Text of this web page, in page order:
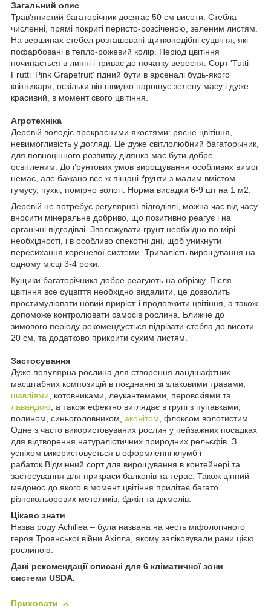
Загальний опис
Трав'янистий багаторічник досягає 50 см висоти. Стебла
численні, прямі покриті перисто-розсіченою, зеленим листям.
На вершинах стебел розташовані щиткоподібні суцвіття, які
пофарбовані в тепло-рожевий колір. Період цвітіння
починається в липні і триває до початку вересня. Сорт 'Tutti
Frutti 'Pink Grapefruit' гідний бути в арсеналі будь-якого
квітникаря, оскільки він швидко нарощує зелену масу і дуже
красивий, в момент свого цвітіння.
Агротехніка
Деревій володіє прекрасними якостями: рясне цвітіння,
невимогливість у догляді. Це дуже світлолюбний багаторічник,
для повноцінного розвитку ділянка має бути добре
освітленим. До ґрунтових умов вирощування особливих вимог
немає, але бажано все ж піщані ґрунти з малим вмістом
гумусу, пухкі, помірно вологі. Норма висадки 6-9 шт на 1 м2.
Деревій не потребує регулярної підгодівлі, можна час від часу
вносити мінеральне добриво, що позитивно реагує і на
органічні підгодівлі. Зволожувати грунт необхідно по мірі
необхідності, і в особливо спекотні дні, щоб уникнути
пересихання кореневої системи. Тривалість вирощування на
одному місці 3-4 роки.
Кущики багаторічника добре реагують на обрізку. Після
цвітіння все суцвіття необхідно видалити, це дозволить
простимулювати новий приріст, і продовжити цвітіння, а також
допоможе контролювати самосів рослина. Ближче до
зимового періоду рекомендується підрізати стебла до висоти
20 см, та додатково прикрити сухим листям.
Застосування
Дуже популярна рослина для створення ландшафтних
масштабних композицій в поєднанні зі злаковими травами,
шавліями, котовниками, леукантемами, перовскіями та
лавандою, а також ефектно виглядає в групі з пупавками,
полином, синьоголовником, аконітом, флоксом волотистим.
Одне з часто використовуваних рослин у пейзажних посадках
для відтворення натуралістичних природних рельєфів. З
успіхом використовується в оформленні клумб і
рабаток.Відмінний сорт для вирощування в контейнері та
застосування для прикраси балконів та терас. Також цінний
медонос до якого в момент цвітіння прилітає багато
різнокольорових метеликів, бджіл та джмелів.
Цікаво знати
Назва роду Achillea – була названа на честь міфологічного
героя Троянської війни Ахілла, якому заліковували рани цією
рослиною.
Дані рекомендації описані для 6 кліматичної зони
системи USDA.
Приховати